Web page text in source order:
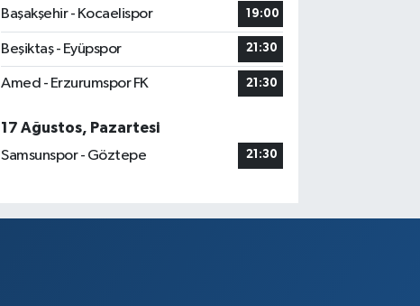
Başakşehir - Kocaelispor
19:00
Beşiktaş - Eyüpspor 21:30
Amed - Erzurumspor FK 21:30
17 Ağustos, Pazartesi
Samsunspor - Göztepe
21:30